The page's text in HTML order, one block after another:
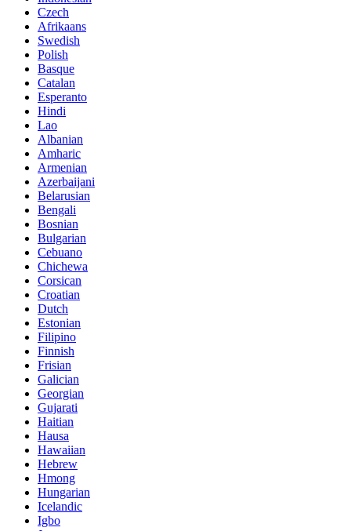
Czech
Afrikaans
Swedish
Polish
Basque
Catalan
Esperanto
Hindi
Lao
Albanian
Amharic
Armenian
Azerbaijani
Belarusian
Bengali
Bosnian
Bulgarian
Cebuano
Chichewa
Corsican
Croatian
Dutch
Estonian
Filipino
Finnish
Frisian
Galician
Georgian
Gujarati
Haitian
Hausa
Hawaiian
Hebrew
Hmong
Hungarian
Icelandic
Igbo